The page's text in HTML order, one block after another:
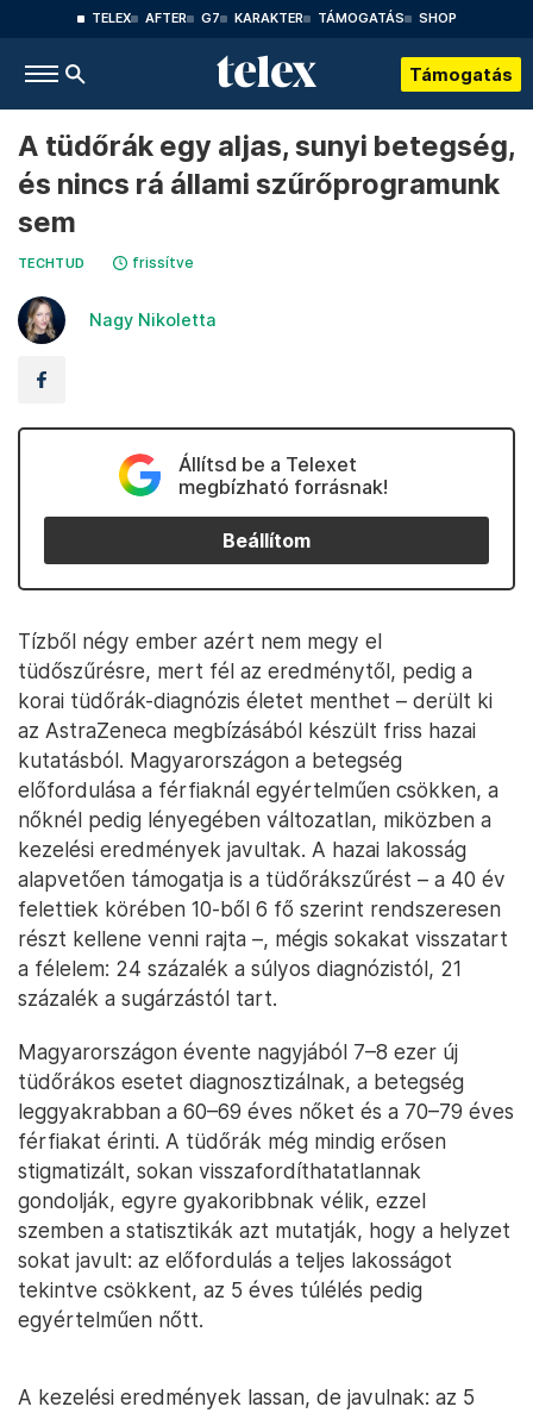
TELEX AFTER G7 KARAKTER TÁMOGATÁS SHOP
Támogatás
A tüdőrák egy aljas, sunyi betegség,
és nincs rá állami szűrőprogramunk
sem
TECHTUD frissítve
Nagy Nikoletta
Állítsd be a Telexet
megbízható forrásnak!
Beállítom
Tízből négy ember azért nem megy el
tüdőszűrésre, mert fél az eredménytől, pedig a
korai tüdőrák-diagnózis életet menthet – derült ki
az AstraZeneca megbízásából készült friss hazai
kutatásból. Magyarországon a betegség
előfordulása a férfiaknál egyértelműen csökken, a
nőknél pedig lényegében változatlan, miközben a
kezelési eredmények javultak. A hazai lakosság
alapvetően támogatja is a tüdőrákszűrést – a 40 év
felettiek körében 10-ből 6 fő szerint rendszeresen
részt kellene venni rajta –, mégis sokakat visszatart
a félelem: 24 százalék a súlyos diagnózistól, 21
százalék a sugárzástól tart.
Magyarországon évente nagyjából 7–8 ezer új
tüdőrákos esetet diagnosztizálnak, a betegség
leggyakrabban a 60–69 éves nőket és a 70–79 éves
férfiakat érinti. A tüdőrák még mindig erősen
stigmatizált, sokan visszafordíthatatlannak
gondolják, egyre gyakoribbnak vélik, ezzel
szemben a statisztikák azt mutatják, hogy a helyzet
sokat javult: az előfordulás a teljes lakosságot
tekintve csökkent, az 5 éves túlélés pedig
egyértelműen nőtt.
A kezelési eredmények lassan, de javulnak: az 5